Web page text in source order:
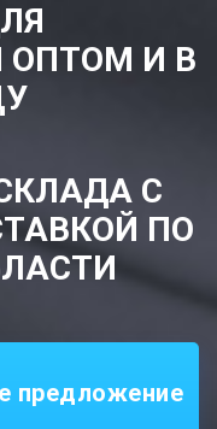
И В
С
ПО
предложение